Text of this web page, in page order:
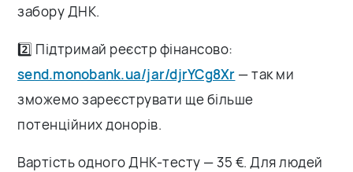
забору ДНК.
2️⃣ Підтримай реєстр фінансово:
send.monobank.ua/jar/djrYCg8Xr — так ми
зможемо зареєструвати ще більше
потенційних донорів.
Вартість одного ДНК-тесту — 35 €. Для людей